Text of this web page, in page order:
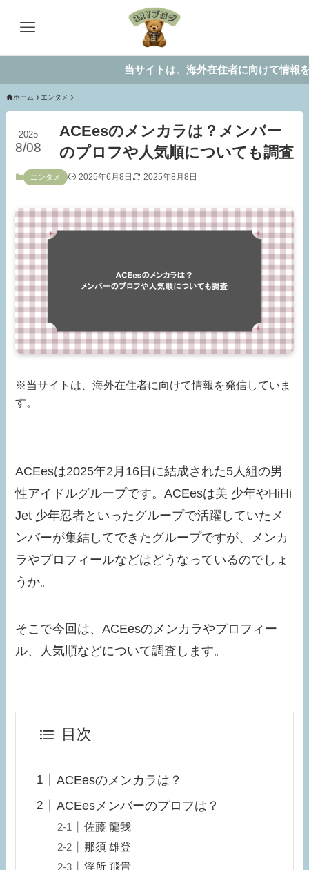
当サイトは、海外在住者に向けて情報を発信し
ホーム エンタメ
ACEesのメンカラは？メンバー
のプロフや人気順についても調査
2025
8/08
エンタメ 2025年6月8日 2025年8月8日
※当サイトは、海外在住者に向けて情報を発信していま
す。
ACEesは2025年2月16日に結成された5人組の男
性アイドルグループです。ACEesは美 少年やHiHi
Jet 少年忍者といったグループで活躍していたメ
ンバーが集結してできたグループですが、メンカ
ラやプロフィールなどはどうなっているのでしょ
うか。
そこで今回は、ACEesのメンカラやプロフィー
ル、人気順などについて調査します。
目次
ACEesのメンカラは？
ACEesメンバーのプロフは？
佐藤 龍我
那須 雄登
浮所 飛貴